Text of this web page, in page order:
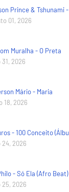
Prince & Tshunami
01, 2026
Muralha - O Preta
31, 2026
Mário - Maria
18, 2026
- 100 Conceito
24, 2026
- Só Ela (Afro
25, 2026